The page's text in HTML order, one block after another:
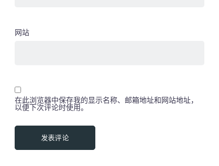
网站
在此浏览器中保存我的显示名称、邮箱地址和网站地址，
以便下次评论时使用。